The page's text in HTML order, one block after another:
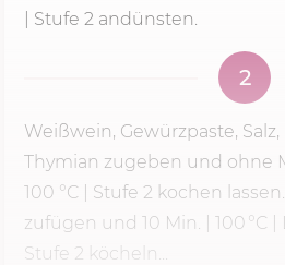
| Stufe 2 andünsten.
2
Weißwein, Gewürzpaste,
Thymian zugeben und ohne
100 °C
Stufe 2 kochen
zufügen und 10 Min. | 100 °C |
Stufe 2 köcheln...